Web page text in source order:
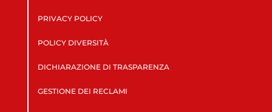
PRIVACY POLICY
POLICY DIVERSITÀ
DICHIARAZIONE DI TRASPARENZA
GESTIONE DEI RECLAMI